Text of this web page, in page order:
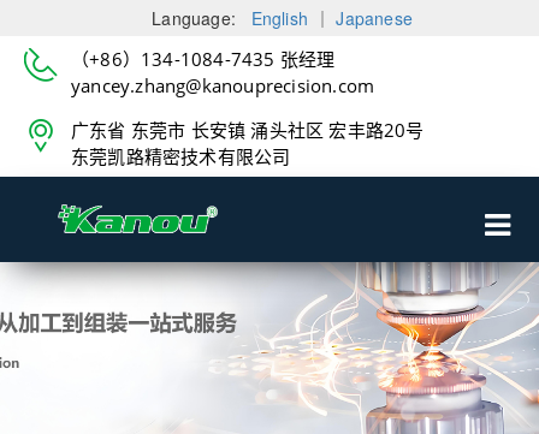
Language: English ｜Japanese
（+86）134-1084-7435 张经理
yancey.zhang@kanouprecision.com
广东省 东莞市 长安镇 涌头社区 宏丰路20号
东莞凯路精密技术有限公司